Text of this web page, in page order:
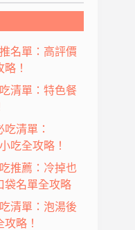
名單：高評價
！
清單：特色餐
清單：
吃全攻略！
推薦：冷掉也
袋名單全攻略
清單：泡湯後
略！